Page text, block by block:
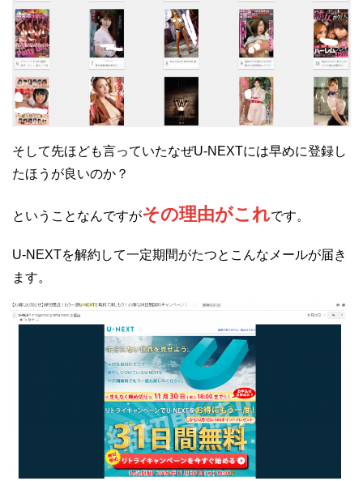
そして先ほども言っていたなぜU-NEXTには早めに登録し
たほうが良いのか？
ということなんですがその理由がこれです。
U-NEXTを解約して一定期間がたつとこんなメールが届き
ます。